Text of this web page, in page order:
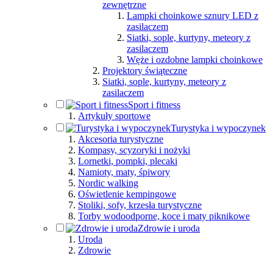
zewnętrzne
Lampki choinkowe sznury LED z
zasilaczem
Siatki, sople, kurtyny, meteory z
zasilaczem
Węże i ozdobne lampki choinkowe
Projektory świąteczne
Siatki, sople, kurtyny, meteory z
zasilaczem
Sport i fitness
Artykuły sportowe
Turystyka i wypoczynek
Akcesoria turystyczne
Kompasy, scyzoryki i nożyki
Lornetki, pompki, plecaki
Namioty, maty, śpiwory
Nordic walking
Oświetlenie kempingowe
Stoliki, sofy, krzesła turystyczne
Torby wodoodporne, koce i maty piknikowe
Zdrowie i uroda
Uroda
Zdrowie